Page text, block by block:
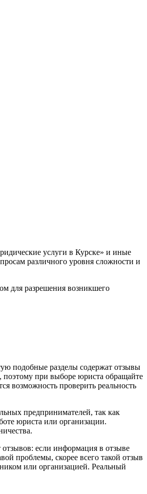
услуги в Курске» и иные
различного уровня сложности и
для разрешения возникшего
подобные разделы содержат отзывы
поэтому при выборе юриста обращайте
возможность проверить реальность
предпринимателей, так как
юриста или организации.
если информация в отзыве
проблемы, скорее всего такой отзыв
или организацией. Реальный